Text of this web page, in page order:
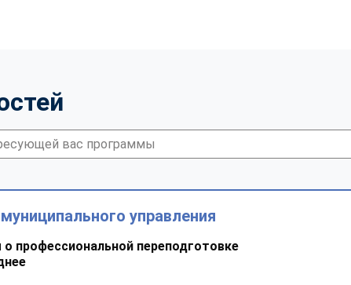
управления
профессиональной переподготовке